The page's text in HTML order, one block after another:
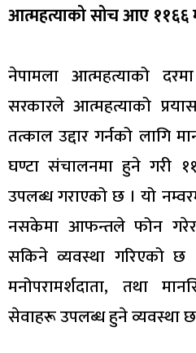
आत्महत्याको सोच आए ११६६
नेपामला आत्महत्याको
सरकारले आत्महत्याको
तत्काल उद्दार गर्नको लागि
घण्टा संचालनमा हुने गरी
उपलब्ध गराएको छ । यो
नसकेमा आफन्तले फोन गरेर
सकिने व्यवस्था गरिएको
मनोपरामर्शदाता, तथा
सेवाहरू उपलब्ध हुने व्यवस्था